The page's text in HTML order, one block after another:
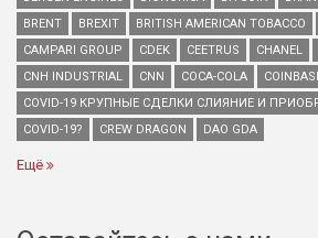
BRENT
BREXIT BRITISH AMERICAN TOBACCO
CAMPARI GROUP
CDEK CEETRUS CHANEL
CNH INDUSTRIAL
CNN COCA-COLA
COVID-19 КРУПНЫЕ СДЕЛКИ СЛИЯНИЕ И
COVID-19?
CREW DRAGON DAO GDA
Ещё